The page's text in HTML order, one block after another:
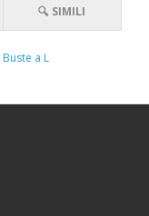
🔍 SIMILI
Buste a L